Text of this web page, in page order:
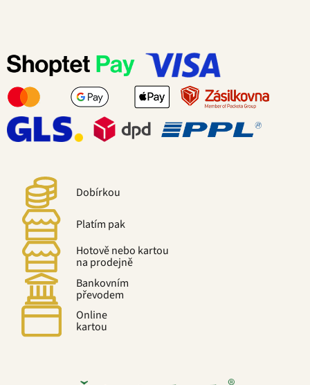
Dobírkou
Platím pak
Hotově nebo kartou
na prodejně
Bankovním
převodem
Online
kartou